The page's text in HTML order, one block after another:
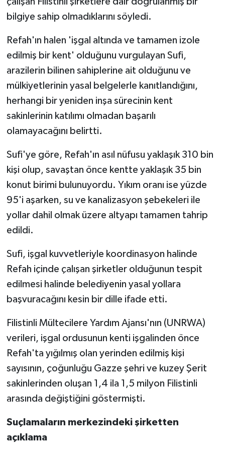
bilgiye sahip olmadıklarını söyledi.
Refah'ın halen 'işgal altında ve tamamen izole
edilmiş bir kent' olduğunu vurgulayan Sufi,
arazilerin bilinen sahiplerine ait olduğunu ve
mülkiyetlerinin yasal belgelerle kanıtlandığını,
herhangi bir yeniden inşa sürecinin kent
sakinlerinin katılımı olmadan başarılı
olamayacağını belirtti.
Sufi'ye göre, Refah'ın asıl nüfusu yaklaşık 310 bin
kişi olup, savaştan önce kentte yaklaşık 35 bin
konut birimi bulunuyordu. Yıkım oranı ise yüzde
95'i aşarken, su ve kanalizasyon şebekeleri ile
yollar dahil olmak üzere altyapı tamamen tahrip
edildi.
Sufi, işgal kuvvetleriyle koordinasyon halinde
Refah içinde çalışan şirketler olduğunun tespit
edilmesi halinde belediyenin yasal yollara
başvuracağını kesin bir dille ifade etti.
Filistinli Mültecilere Yardım Ajansı'nın (UNRWA)
verileri, işgal ordusunun kenti işgalinden önce
Refah'ta yığılmış olan yerinden edilmiş kişi
sayısının, çoğunluğu Gazze şehri ve kuzey Şerit
sakinlerinden oluşan 1,4 ila 1,5 milyon Filistinli
arasında değiştiğini göstermişti.
Suçlamaların merkezindeki şirketten
açıklama